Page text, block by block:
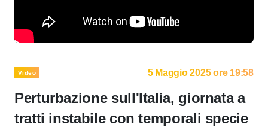
Video 5 Maggio 2025 ore 19:58
Perturbazione sull'Italia, giornata a
tratti instabile con temporali specie